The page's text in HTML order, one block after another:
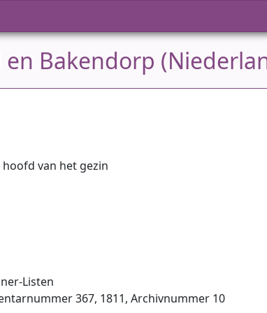
Bakendorp
van het gezin
Listen
367, 1811, Archiv­nummer 10